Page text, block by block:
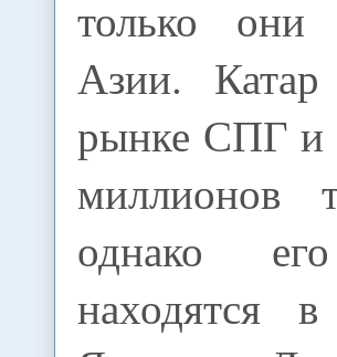
только они
Азии. Катар
рынке СПГ и
миллионов
однако
находятся